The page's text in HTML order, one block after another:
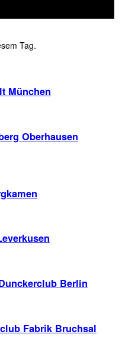
Tag.
München
Oberhausen
Berlin
Fabrik Bruchsal